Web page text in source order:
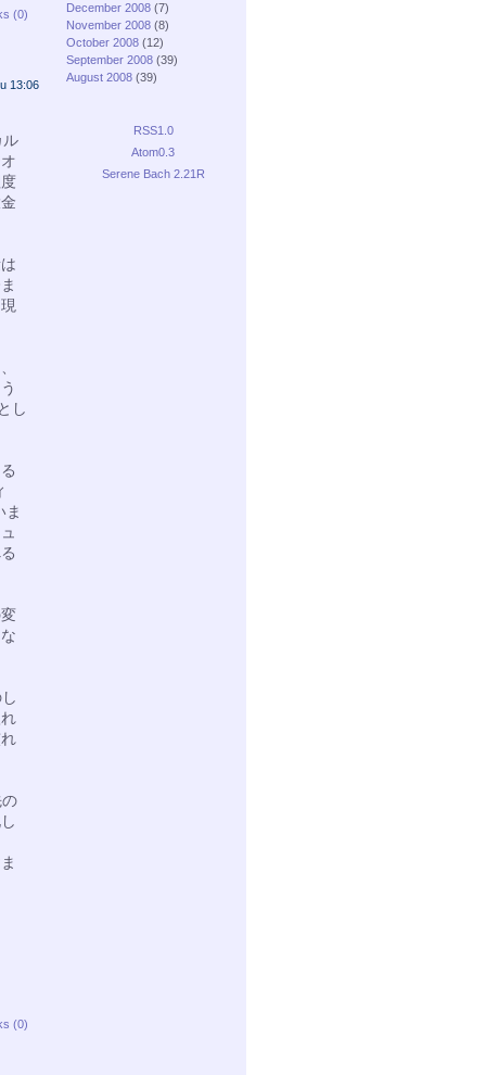
(0)
13:06
ル
し
ま
(0)
December 2008 (7)
November 2008 (8)
October 2008 (12)
September 2008 (39)
August 2008 (39)
RSS1.0
Atom0.3
Serene Bach 2.21R